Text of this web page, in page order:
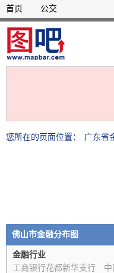
首页 公交
您所在的页面位置： 广东省
佛山市金融分布图
金融行业
工商银行花都新华支行